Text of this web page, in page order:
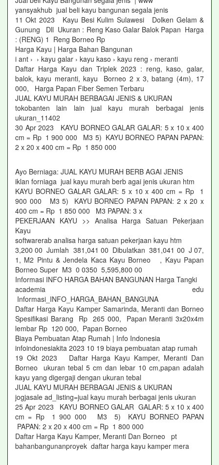
yansyakhub jual beli kayu bangunan segala jenis
11 Okt 2023 Kayu Besi Kulim Sulawesi Dolken Gelam &
Gunung Dll Ukuran : Reng Kaso Galar Balok Papan Harga
: (RENG) 1 Reng Borneo Rp
Harga Kayu | Harga Bahan Bangunan
i ant › › kayu galar › kayu kaso › kayu reng › meranti
Daftar Harga Kayu dan Triplek 2023 : reng, kaso, galar,
balok, kayu meranti, kayu Borneo 2 x 3, batang (4m), 17
000, Harga Papan Fiber Semen Terbaru
JUAL KAYU MURAH BERBAGAI JENIS & UKURAN
tokobanten lain lain jual kayu murah berbagai jenis
ukuran_11402
30 Apr 2023 KAYU BORNEO GALAR GALAR: 5 x 10 x 400
cm = Rp 1 900 000 M3 5) KAYU BORNEO PAPAN PAPAN:
2 x 20 x 400 cm = Rp 1 850 000
Ayo Berniaga: JUAL KAYU MURAH BERB AGAI JENIS
iklan forniaga jual kayu murah berb agai jenis ukuran htm
KAYU BORNEO GALAR GALAR: 5 x 10 x 400 cm = Rp 1
900 000 M3 5) KAYU BORNEO PAPAN PAPAN: 2 x 20 x
400 cm = Rp 1 850 000 M3 PAPAN: 3 x
PEKERJAAN KAYU >> Analisa Harga Satuan Pekerjaan
Kayu
softwarerab analisa harga satuan pekerjaan kayu htm
3,200 00 Jumlah 381,041 00 Dibulatkan 381,041 00 J 07,
1, M2 Pintu & Jendela Kaca Kayu Borneo , Kayu Papan
Borneo Super M3 0 0350 5,595,800 00
Informasi INFO HARGA BAHAN BANGUNAN Harga Tangki
academia edu
Informasi_INFO_HARGA_BAHAN_BANGUNA
Daftar Harga Kayu Kamper Samarinda, Meranti dan Borneo
Spesifikasi Barang Rp 265 000, Papan Meranti 3x20x4m
lembar Rp 120 000, Papan Borneo
Biaya Pembuatan Atap Rumah | Info Indonesia
infoindonesiakita 2023 10 19 biaya pembuatan atap rumah
19 Okt 2023 Daftar Harga Kayu Kamper, Meranti Dan
Borneo ukuran tebal 5 cm dan lebar 10 cm,papan adalah
kayu yang digergaji dengan ukuran tebal
JUAL KAYU MURAH BERBAGAI JENIS & UKURAN
jogjasale ad_listing=jual kayu murah berbagai jenis ukuran
25 Apr 2023 KAYU BORNEO GALAR GALAR: 5 x 10 x 400
cm = Rp 1 900 000 M3 5) KAYU BORNEO PAPAN
PAPAN: 2 x 20 x 400 cm = Rp 1 800 000
Daftar Harga Kayu Kamper, Meranti Dan Borneo pt
bahanbangunanproyek daftar harga kayu kamper mera